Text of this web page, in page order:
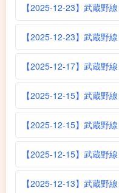
【2025-12-23】武蔵野
【2025-12-23】武蔵野
【2025-12-17】武蔵野
【2025-12-15】武蔵野
【2025-12-15】武蔵野
【2025-12-15】武蔵野
【2025-12-13】武蔵野